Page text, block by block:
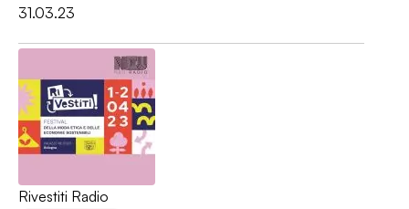
31.03.23
Rivestiti Radio